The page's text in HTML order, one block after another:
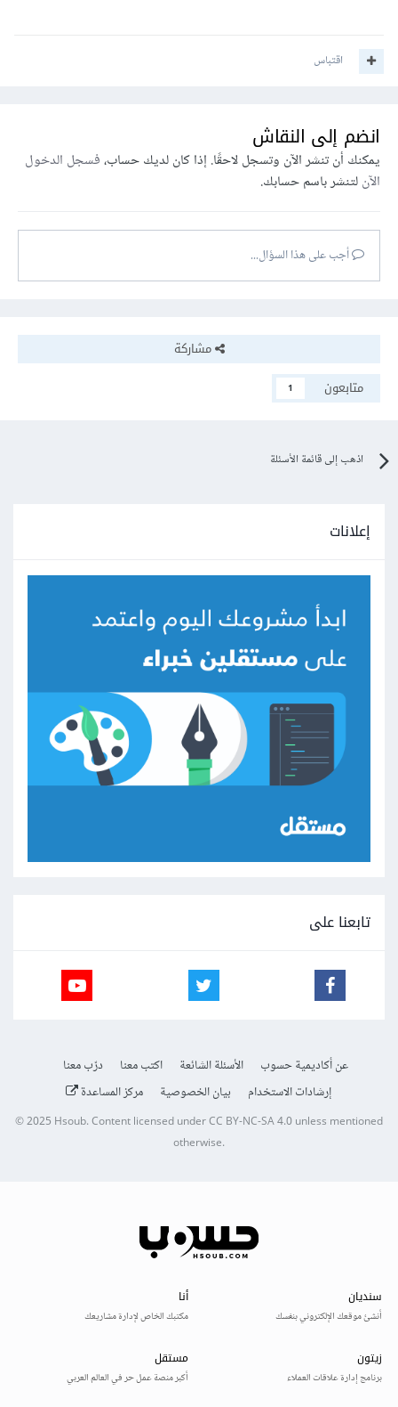
اقتباس
انضم إلى النقاش
يمكنك أن تنشر الآن وتسجل لاحقًا. إذا كان لديك حساب،فسجل الدخول
الآنلتنشر باسم حسابك.
أجب على هذا السؤال...
مشاركة
متابعون
1
اذهب إلى قائمة الأسئلة
إعلانات
تابعنا على
عن أكاديمية حسوب الأسئلة الشائعة اكتب معنا
درّب معنا
إرشادات الاستخدام
بيان الخصوصية مركز المساعدة
© 2025Hsoub.Content licensed underCC BY-NC-SA 4.0unless mentioned
otherwise.